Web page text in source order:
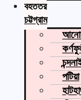
বৃহত্তর
চট্টগ্রাম
পটিয়া